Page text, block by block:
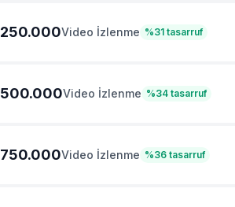
250.000Video İzlenme %31 tasarruf
500.000Video İzlenme %34 tasarruf
750.000Video İzlenme %36 tasarruf